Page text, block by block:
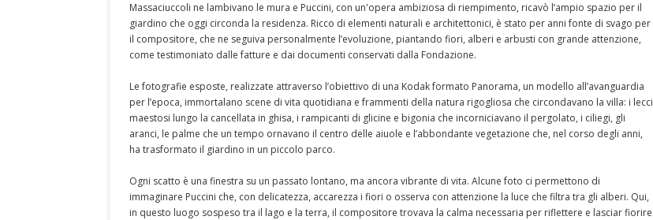
Massaciuccoli ne lambivano le mura e Puccini, con un'opera ambiziosa di riempimento, ricavò l’ampio spazio per il
giardino che oggi circonda la residenza. Ricco di elementi naturali e architettonici, è stato per anni fonte di svago per
il compositore, che ne seguiva personalmente l’evoluzione, piantando fiori, alberi e arbusti con grande attenzione,
come testimoniato dalle fatture e dai documenti conservati dalla Fondazione.
Le fotografie esposte, realizzate attraverso l’obiettivo di una Kodak formato Panorama, un modello all’avanguardia
per l’epoca, immortalano scene di vita quotidiana e frammenti della natura rigogliosa che circondavano la villa: i lecci
maestosi lungo la cancellata in ghisa, i rampicanti di glicine e bigonia che incorniciavano il pergolato, i ciliegi, gli
aranci, le palme che un tempo ornavano il centro delle aiuole e l’abbondante vegetazione che, nel corso degli anni,
ha trasformato il giardino in un piccolo parco.
Ogni scatto è una finestra su un passato lontano, ma ancora vibrante di vita. Alcune foto ci permettono di
immaginare Puccini che, con delicatezza, accarezza i fiori o osserva con attenzione la luce che filtra tra gli alberi. Qui,
in questo luogo sospeso tra il lago e la terra, il compositore trovava la calma necessaria per riflettere e lasciar fiorire